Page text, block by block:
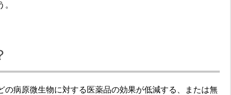
の病原微生物に対する医薬品の効果が低減する、または無